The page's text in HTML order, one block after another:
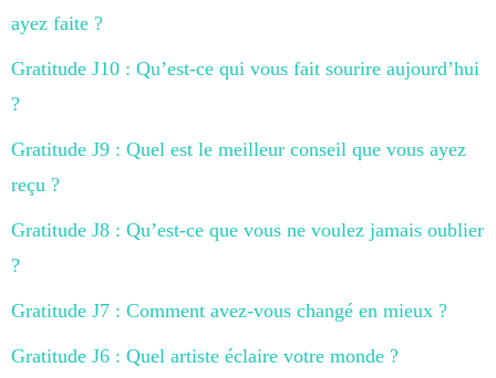
ayez faite ?
Gratitude J10 : Qu’est-ce qui vous fait sourire aujourd’hui
?
Gratitude J9 : Quel est le meilleur conseil que vous ayez
reçu ?
Gratitude J8 : Qu’est-ce que vous ne voulez jamais oublier
?
Gratitude J7 : Comment avez-vous changé en mieux ?
Gratitude J6 : Quel artiste éclaire votre monde ?